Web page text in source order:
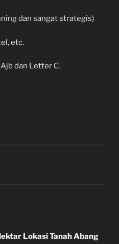
dan sangat strategis)
etc.
dan Letter C.
Lokasi Tanah Abang